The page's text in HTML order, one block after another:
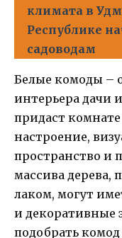
климата в
Республике
садоводам
Белые комоды –
интерьера дачи
придаст
настроение,
пространство и
массива дерева,
лаком, могут
и декоративные
подобрать комод